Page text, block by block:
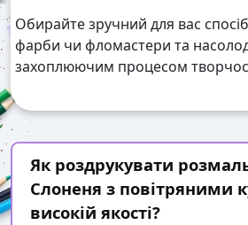
Обирайте зручний для вас
фарби чи фломастери та
захоплюючим процесом
Як роздрукувати
Слоненя з повітряними
високій якості?